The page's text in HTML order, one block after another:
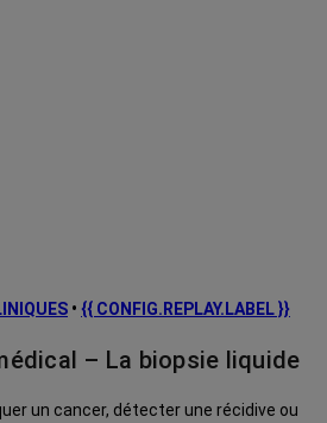
• {{ CONFIG.REPLAY.LABEL }}
– La biopsie liquide
un cancer, détecter une récidive ou